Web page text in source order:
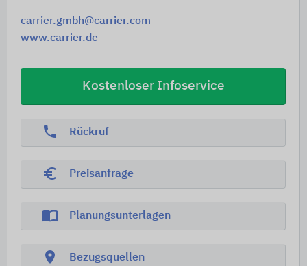
carrier.gmbh@carrier.com
www.carrier.de
Kostenloser Infoservice
phone Rückruf
euro_symbol Preisanfrage
import_contacts Planungsunterlagen
location_on Bezugsquellen